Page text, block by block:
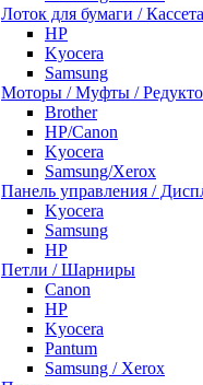
Лоток для бумаги / Кассета
HP
Kyocera
Samsung
Моторы / Муфты /
Brother
HP/Canon
Kyocera
Samsung/Xerox
Панель управления /
Kyocera
Samsung
НР
Петли / Шарниры
Canon
HP
Kyocera
Pantum
Samsung / Xerox